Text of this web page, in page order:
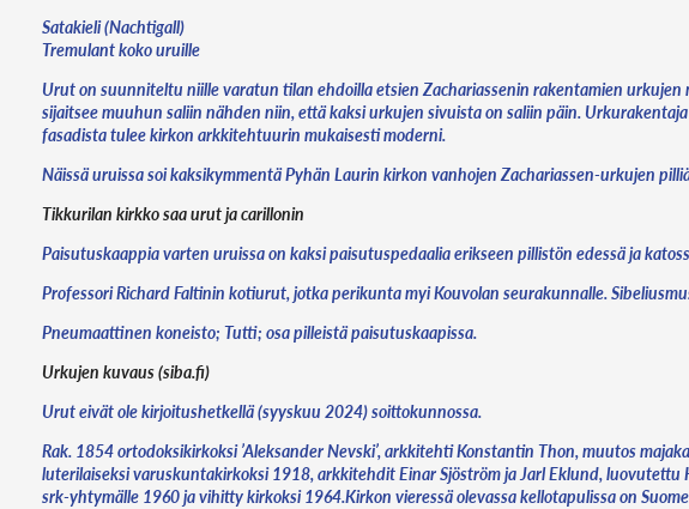
Satakieli (Nachtigall)
Tremulant koko uruille
Urut on suunniteltu niille varatun tilan ehdoilla etsien Zachariassenin rakentamien
sijaitsee muuhun saliin nähden niin, että kaksi urkujen sivuista on saliin päin.
fasadista tulee kirkon arkkitehtuurin mukaisesti moderni.
Näissä uruissa soi kaksikymmentä Pyhän Laurin kirkon vanhojen Zachariassen-urkujen
Tikkurilan kirkko saa urut ja carillonin
Paisutuskaappia varten uruissa on kaksi paisutuspedaalia erikseen pillistön edessä ja
Professori Richard Faltinin kotiurut, jotka perikunta myi Kouvolan seurakunnalle.
Pneumaattinen koneisto; Tutti; osa pilleistä paisutuskaapissa.
Urkujen kuvaus (siba.fi)
Urut eivät ole kirjoitushetkellä (syyskuu 2024) soittokunnossa.
Rak. 1854 ortodoksikirkoksi ’Aleksander Nevski’, arkkitehti Konstantin Thon, muutos
luterilaiseksi varuskuntakirkoksi 1918, arkkitehdit Einar Sjöström ja Jarl Eklund, luovutettu
srk-yhtymälle 1960 ja vihitty kirkoksi 1964.Kirkon vieressä olevassa kellotapulissa on